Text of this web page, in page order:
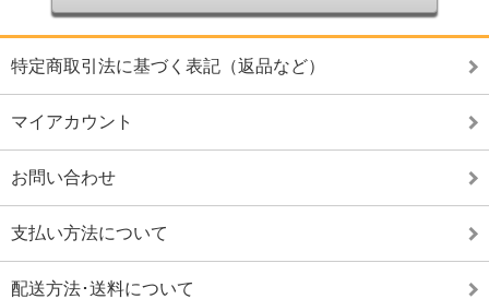
特定商取引法に基づく表記（返品など）
マイアカウント
お問い合わせ
支払い方法について
配送方法･送料について